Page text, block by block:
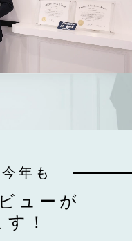
年も
ューが
！